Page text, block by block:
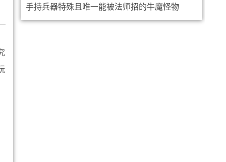
手持兵器特殊且唯一能被法师招的牛魔怪物